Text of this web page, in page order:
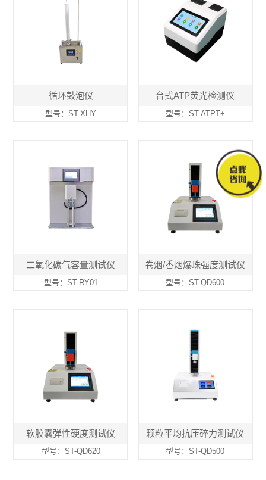
循环鼓泡仪
型号：ST-XHY
台式ATP荧光检测仪
型号：ST-ATPT+
二氧化碳气容量测试仪
型号：ST-RY01
卷烟/香烟爆珠强度测试仪
型号：ST-QD600
软胶囊弹性硬度测试仪
型号：ST-QD620
颗粒平均抗压碎力测试仪
型号：ST-QD500